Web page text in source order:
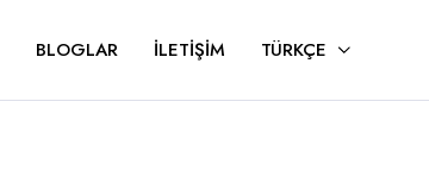
BLOGLAR İLETIŞIM TÜRKÇE